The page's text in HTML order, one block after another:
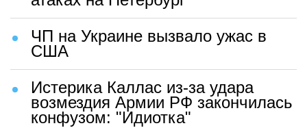
ЧП на Украине вызвало ужас в
США
Истерика Каллас из-за удара
возмездия Армии РФ закончилась
конфузом: "Идиотка"